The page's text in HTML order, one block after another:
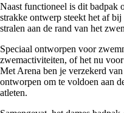
Naast functioneel is dit badpak
strakke ontwerp steekt het af
stralen aan de rand van het
Speciaal ontworpen voor
zwemactiviteiten, of het nu
Met Arena ben je verzekerd
ontworpen om te voldoen aan
atleten.